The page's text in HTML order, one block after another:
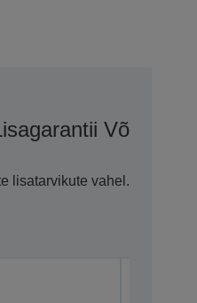
lisatarvikute vahel.